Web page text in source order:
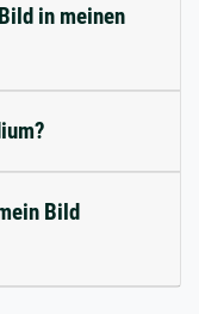
in meinen
Bild